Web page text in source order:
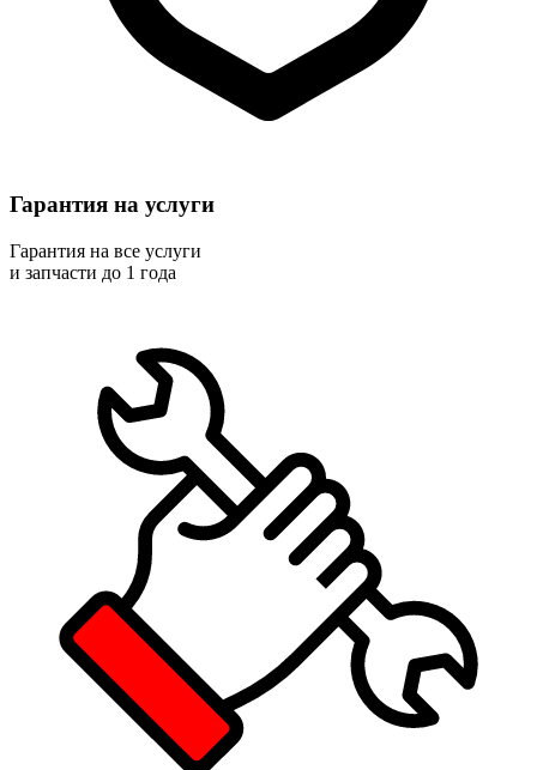
Гарантия на услуги
Гарантия на все услуги
и запчасти до 1 года